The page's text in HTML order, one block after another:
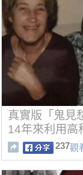
真實版「鬼見
14年來利用高
237觀